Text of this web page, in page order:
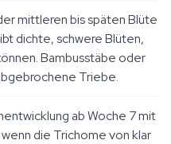
mittleren bis späten Blüte
dichte, schwere Blüten,
Bambusstäbe oder
Triebe.
ab Woche 7 mit
die Trichome von klar